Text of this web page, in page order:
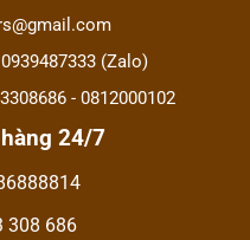
(Zalo)
- 0812000102
24/7
308 686